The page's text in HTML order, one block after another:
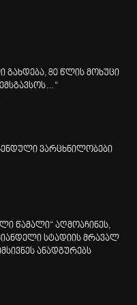
გახდება, 80 წლის მოხუცი
ვარცხნილობები
წამალი“ აღმოაჩინეს,
სტადიის მრავალ
ანადგურებს